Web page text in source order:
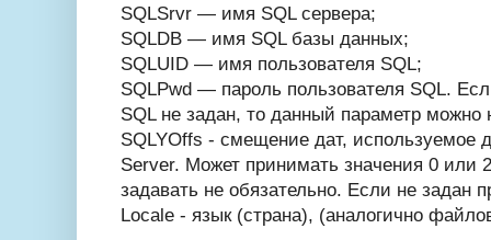
SQLSrvr — имя SQL сервера;
SQLDB — имя SQL базы данных;
SQLUID — имя пользователя SQL;
SQLPwd — пароль пользователя SQL.
SQL не задан, то данный параметр можно
SQLYOffs - смещение дат, используемое
Server. Может принимать значения 0 или
задавать не обязательно. Если не задан
Locale - язык (страна), (аналогично